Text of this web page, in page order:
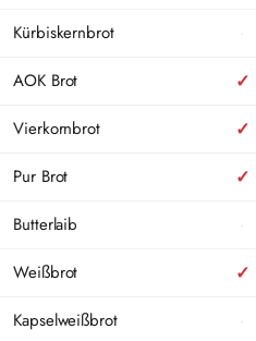
Kürbiskernbrot
·
AOK Brot ✓
Vierkornbrot ✓
Pur Brot ✓
Butterlaib ·
Weißbrot
✓
Kapselweißbrot ·